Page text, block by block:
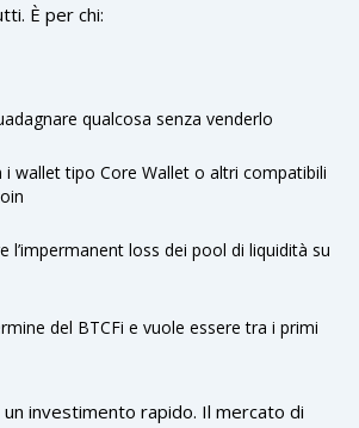
È per chi:
qualcosa senza venderlo
i wallet tipo Core Wallet o altri compatibili
l’impermanent loss dei pool di liquidità su
del BTCFi e vuole essere tra i primi
un investimento rapido. Il mercato di